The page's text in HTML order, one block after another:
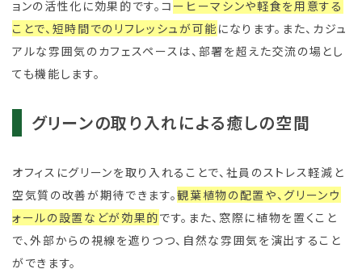
ョンの活性化に効果的です。コ ーヒーマシンや軽食を用意する
ことで、短時間でのリフレッシュが可能 になります。また、カジュ
アルな雰囲気のカフェスペースは、部署を超えた交流の場とし
ても機能します。
グリーンの取り入れによる癒しの空間
オフィスにグリーンを取り入れることで、社員のストレス軽減と
空気質の改善が期待できます。観葉植物の配置や、グリーンウ
ォールの設置などが効果的です。また、窓際に植物を置くこと
で、外部からの視線を遮りつつ、自然な雰囲気を演出すること
ができます。